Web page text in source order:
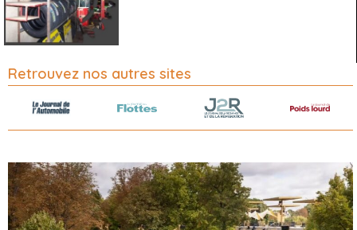
Retrouvez nos autres sites